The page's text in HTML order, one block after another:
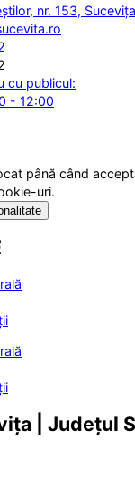
nr. 153,
cu publicul:
- 12:00
până când
uri.
| Județul